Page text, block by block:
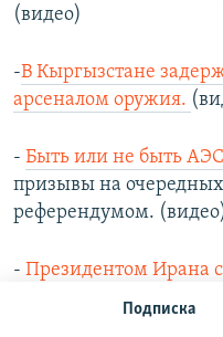
Подписка
(видео)
-В Кыргызстане
арсеналом оружия.
- Быть или не быть АЭС
призывы на
референдумом.
- Президентом Ирана
Масуд Пезешкиан.